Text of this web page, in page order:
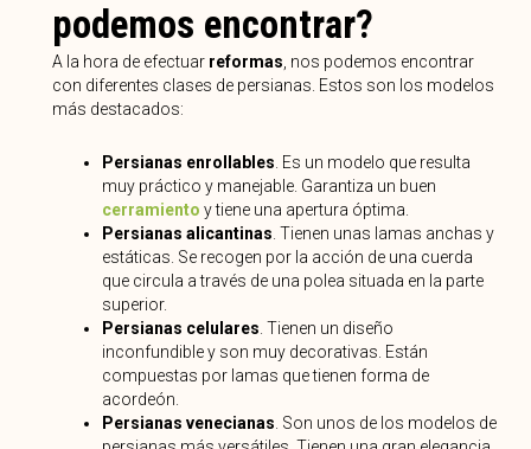
podemos encontrar?
A la hora de efectuarreformas , nos podemos encontrar
con diferentes clases de persianas. Estos son los modelos
más destacados:
Persianas enrollables . Es un modelo que resulta
muy práctico y manejable. Garantiza un buen
cerramiento y tiene una apertura óptima.
Persianas alicantinas . Tienen unas lamas anchas y
estáticas. Se recogen por la acción de una cuerda
que circula a través de una polea situada en la parte
superior.
Persianas celulares . Tienen un diseño
inconfundible y son muy decorativas. Están
compuestas por lamas que tienen forma de
acordeón.
Persianas venecianas . Son unos de los modelos de